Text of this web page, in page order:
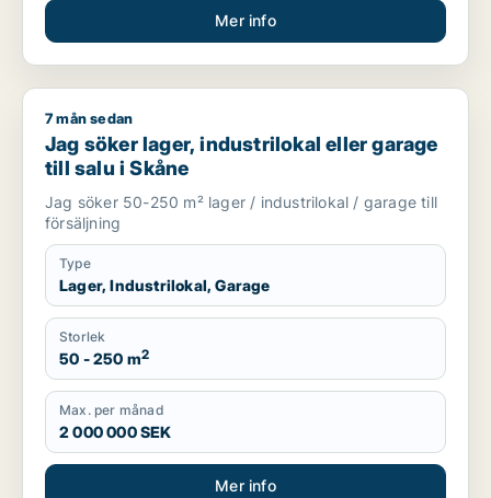
Mer info
Jag söker lager, industrilokal eller garage till salu i Skåne
7 mån sedan
Jag söker lager, industrilokal eller garage
till salu i Skåne
Jag söker 50-250 m² lager / industrilokal / garage till
försäljning
Type
Lager, Industrilokal, Garage
Storlek
50 - 250 m2
Max. per månad
2 000 000 SEK
Mer info